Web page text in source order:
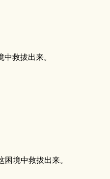
救拔出来。
境中救拔出来。